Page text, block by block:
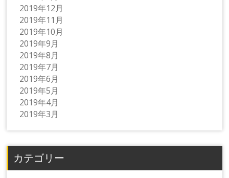
2019年12月
2019年11月
2019年10月
2019年9月
2019年8月
2019年7月
2019年6月
2019年5月
2019年4月
2019年3月
カテゴリー